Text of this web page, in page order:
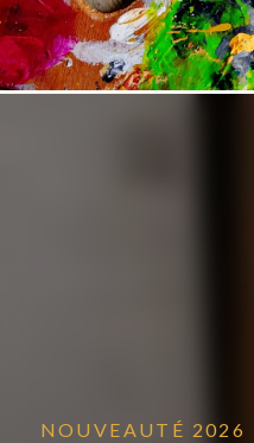
NOUVEAUTÉ 2026